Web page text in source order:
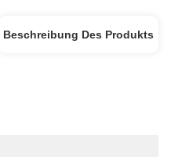
Beschreibung Des Produkts